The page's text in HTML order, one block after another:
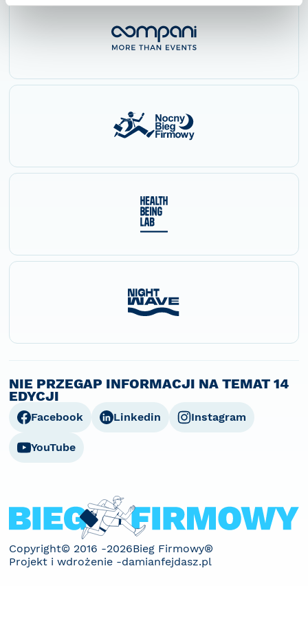
NIE PRZEGAP INFORMACJI NA TEMAT 14
EDYCJI
Facebook Linkedin Instagram
YouTube
Copyright© 2016 -2026Bieg Firmowy®
Projekt i wdrożenie -damianfejdasz.pl